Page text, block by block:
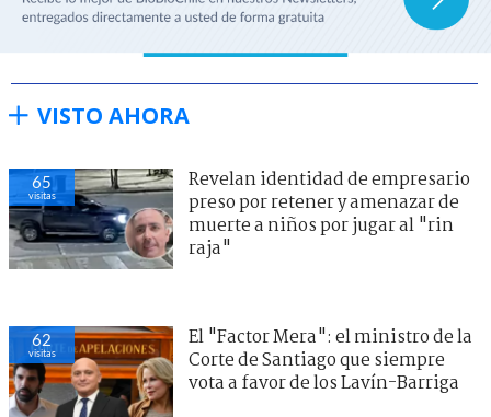
VISTO AHORA
65
visitas
Revelan identidad de empresario
preso por retener y amenazar de
muerte a niños por jugar al "rin
raja"
62
visitas
El "Factor Mera": el ministro de la
Corte de Santiago que siempre
vota a favor de los Lavín-Barriga